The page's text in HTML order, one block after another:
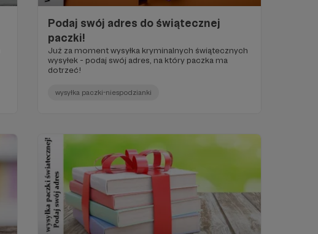
Podaj swój adres do świątecznej
paczki!
Już za moment wysyłka kryminalnych świątecznych
wysyłek - podaj swój adres, na który paczka ma
dotrzeć!
wysyłka paczki-niespodzianki